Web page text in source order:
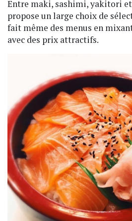
Entre maki, sashimi, yakitori
propose un large choix de
fait même des menus en
avec des prix attractifs.